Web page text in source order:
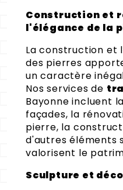
Construction et
l'élégance de la
La construction et
des pierres
un caractère
Nos services de
Bayonne incluent
façades, la
pierre, la
d'autres éléments
valorisent le
Sculpture et